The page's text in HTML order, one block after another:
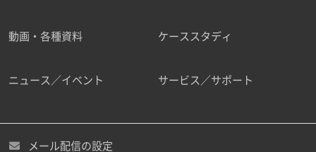
動画・各種資料 ケーススタディ
ニュース／イベント サービス／サポート
メール配信の設定